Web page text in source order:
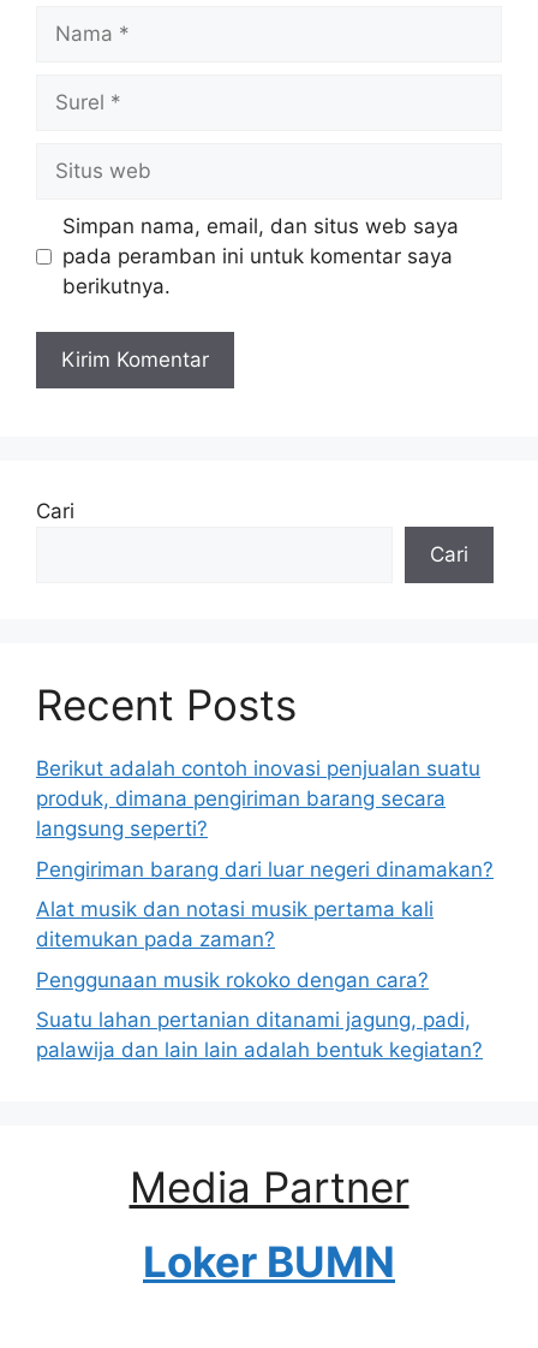
web
Simpan nama, email, dan situs web saya
pada peramban ini untuk komentar saya
berikutnya.
Cari
Cari
Recent Posts
Berikut adalah contoh inovasi penjualan suatu
produk, dimana pengiriman barang secara
langsung seperti?
Pengiriman barang dari luar negeri dinamakan?
Alat musik dan notasi musik pertama kali
ditemukan pada zaman?
Penggunaan musik rokoko dengan cara?
Suatu lahan pertanian ditanami jagung, padi,
palawija dan lain lain adalah bentuk kegiatan?
Media Partner
Loker BUMN